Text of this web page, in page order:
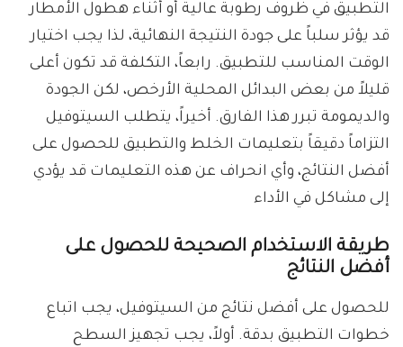
التطبيق في ظروف رطوبة عالية أو أثناء هطول الأمطار
قد يؤثر سلباً على جودة النتيجة النهائية، لذا يجب اختيار
الوقت المناسب للتطبيق. رابعاً، التكلفة قد تكون أعلى
قليلاً من بعض البدائل المحلية الأرخص، لكن الجودة
والديمومة تبرر هذا الفارق. أخيراً، يتطلب السيتوفيل
التزاماً دقيقاً بتعليمات الخلط والتطبيق للحصول على
أفضل النتائج، وأي انحراف عن هذه التعليمات قد يؤدي
إلى مشاكل في الأداء
طريقة الاستخدام الصحيحة للحصول على
أفضل النتائج
للحصول على أفضل نتائج من السيتوفيل، يجب اتباع
خطوات التطبيق بدقة. أولاً، يجب تجهيز السطح